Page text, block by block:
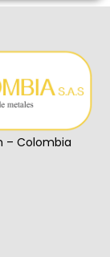
– Colombia